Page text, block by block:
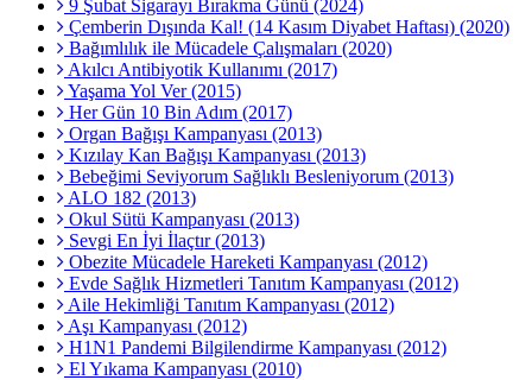
9 Şubat Sigarayı Bırakma Günü (2024)
Çemberin Dışında Kal! (14 Kasım Diyabet Haftası) (2020)
Bağımlılık ile Mücadele Çalışmaları (2020)
Akılcı Antibiyotik Kullanımı (2017)
Yaşama Yol Ver (2015)
Her Gün 10 Bin Adım (2017)
Organ Bağışı Kampanyası (2013)
Kızılay Kan Bağışı Kampanyası (2013)
Bebeğimi Seviyorum Sağlıklı Besleniyorum (2013)
ALO 182 (2013)
Okul Sütü Kampanyası (2013)
Sevgi En İyi İlaçtır (2013)
Obezite Mücadele Hareketi Kampanyası (2012)
Evde Sağlık Hizmetleri Tanıtım Kampanyası (2012)
Aile Hekimliği Tanıtım Kampanyası (2012)
Aşı Kampanyası (2012)
H1N1 Pandemi Bilgilendirme Kampanyası (2012)
El Yıkama Kampanyası (2010)